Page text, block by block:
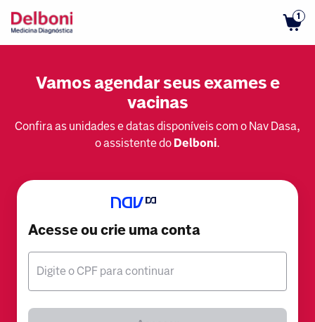
1
Vamos agendar seus exames e
vacinas
Confira as unidades e datas disponíveis com o Nav Dasa,
o assistente do Delboni.
Acesse ou crie uma conta
Digite o CPF para continuar